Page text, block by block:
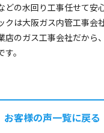
どの水回り工事任せて安
クは大阪ガス内管工事会
店のガス工事会社だから
。
お客様の声一覧に戻る